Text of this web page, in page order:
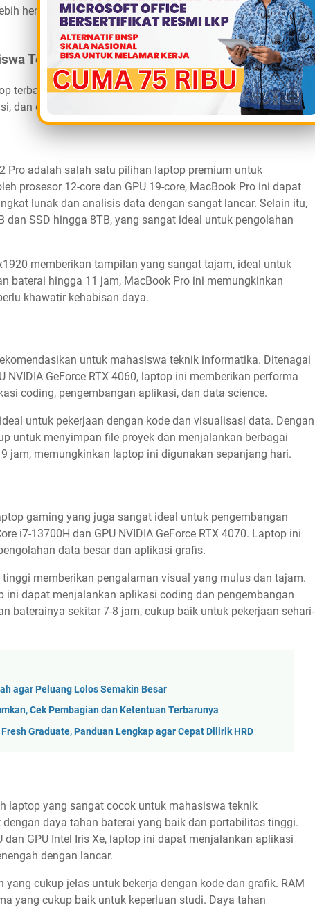
hemat energi dan lebih mudah dibawa, sehingga cocok
Teknik Informatika
terbaik untuk mahasiswa teknik informatika yang
dan data science:
Pro adalah salah satu pilihan laptop premium untuk
prosesor 12-core dan GPU 19-core, MacBook Pro ini dapat
lunak dan analisis data dengan sangat lancar. Selain itu,
dan SSD hingga 8TB, yang sangat ideal untuk pengolahan
memberikan tampilan yang sangat tajam, ideal untuk
baterai hingga 11 jam, MacBook Pro ini memungkinkan
khawatir kehabisan daya.
untuk mahasiswa teknik informatika. Ditenagai
NVIDIA GeForce RTX 4060, laptop ini memberikan performa
coding, pengembangan aplikasi, dan data science.
untuk pekerjaan dengan kode dan visualisasi data. Dengan
untuk menyimpan file proyek dan menjalankan berbagai
jam, memungkinkan laptop ini digunakan sepanjang hari.
gaming yang juga sangat ideal untuk pengembangan
i7-13700H dan GPU NVIDIA GeForce RTX 4070. Laptop ini
data besar dan aplikasi grafis.
memberikan pengalaman visual yang mulus dan tajam.
ini dapat menjalankan aplikasi coding dan pengembangan
baterainya sekitar 7-8 jam, cukup baik untuk pekerjaan sehari-
agar Peluang Lolos Semakin Besar
Cek Pembagian dan Ketentuan Terbarunya
Graduate, Panduan Lengkap agar Cepat Dilirik HRD
laptop yang sangat cocok untuk mahasiswa teknik
daya tahan baterai yang baik dan portabilitas tinggi.
dan GPU Intel Iris Xe, laptop ini dapat menjalankan aplikasi
dengan lancar.
cukup jelas untuk bekerja dengan kode dan grafik. RAM
yang cukup baik untuk keperluan studi. Daya tahan